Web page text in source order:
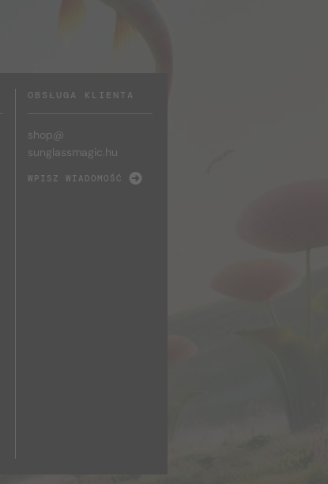
OBSŁUGA KLIENTA
shop@
sunglassmagic.hu
WPISZ WIADOMOŚĆ